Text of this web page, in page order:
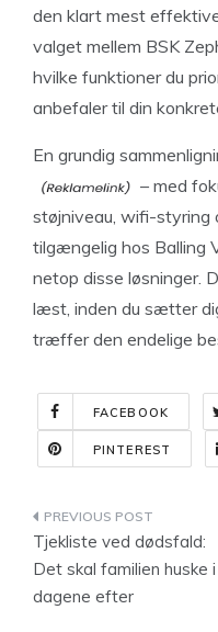
den klart mest
valget mellem BSK
hvilke funktioner du
anbefaler til din
En grundig
– med
støjniveau, wifi-styring
tilgængelig hos Balling
netop disse løsninger.
læst, inden du sætter
træffer den endelige
FACEBOOK
PINTEREST
Tjekliste ved dødsfald:
Det skal familien huske i
dagene efter